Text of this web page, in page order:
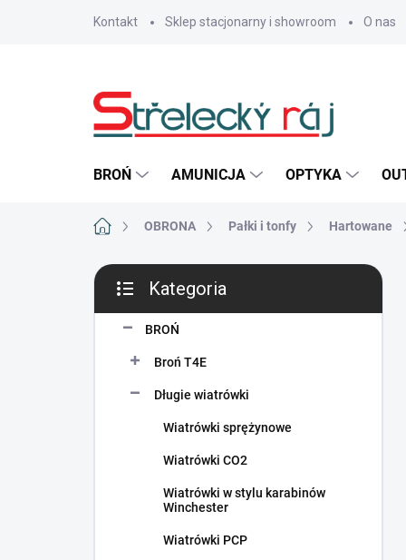
Kontakt Sklep stacjonarny i showroom O nas
BROŃ AMUNICJA OPTYKA
HomeOBRONA Pałki i tonfy Hartowane
P
s
kategorie
Kategoria
BROŃ
Broń T4E
Długie wiatrówki
Wiatrówki sprężynowe
Wiatrówki CO2
Wiatrówki w stylu karabinów
Winchester
Wiatrówki PCP